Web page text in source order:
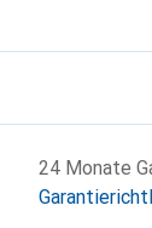
24 Monate